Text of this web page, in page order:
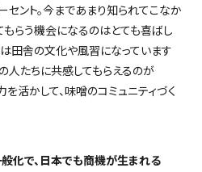
ント。今まであまり知られてこなか
らう機会になるのはとても喜ばし
は田舎の文化や風習になっています
人たちに共感してもらえるのが
を活かして、味噌のコミュニティづく
化で、日本でも商機が生まれる